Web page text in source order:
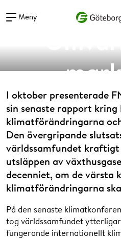
Meny
I oktober presenterade
sin senaste rapport kring
klimatförändringarna
Den övergripande
världssamfundet kraftigt
utsläppen av
decenniet, om de värsta
klimatförändringarna
På den senaste
tog världssamfundet
fungerande internationellt